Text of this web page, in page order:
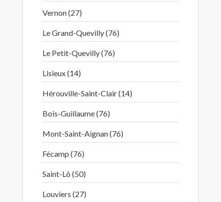
Vernon (27)
Le Grand-Quevilly (76)
Le Petit-Quevilly (76)
Lisieux (14)
Hérouville-Saint-Clair (14)
Bois-Guillaume (76)
Mont-Saint-Aignan (76)
Fécamp (76)
Saint-Lô (50)
Louviers (27)